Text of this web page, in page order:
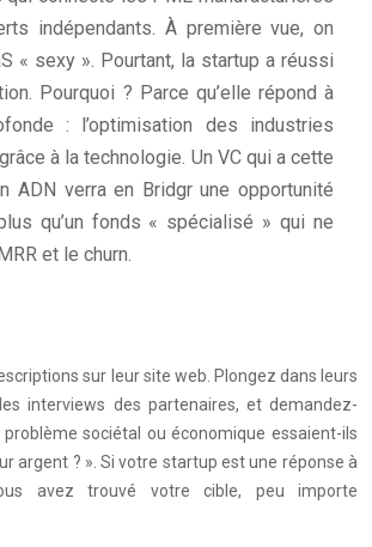
indépendants. À première vue, on
« sexy ». Pourtant, la startup a réussi
Pourquoi ? Parce qu’elle répond à
: l’optimisation des industries
à la technologie. Un VC qui a cette
ADN verra en Bridgr une opportunité
qu’un fonds « spécialisé » qui ne
et le churn.
sur leur site web. Plongez dans leurs
interviews des partenaires, et demandez-
sociétal ou économique essaient-ils
argent ? ». Si votre startup est une réponse à
avez trouvé votre cible, peu importe